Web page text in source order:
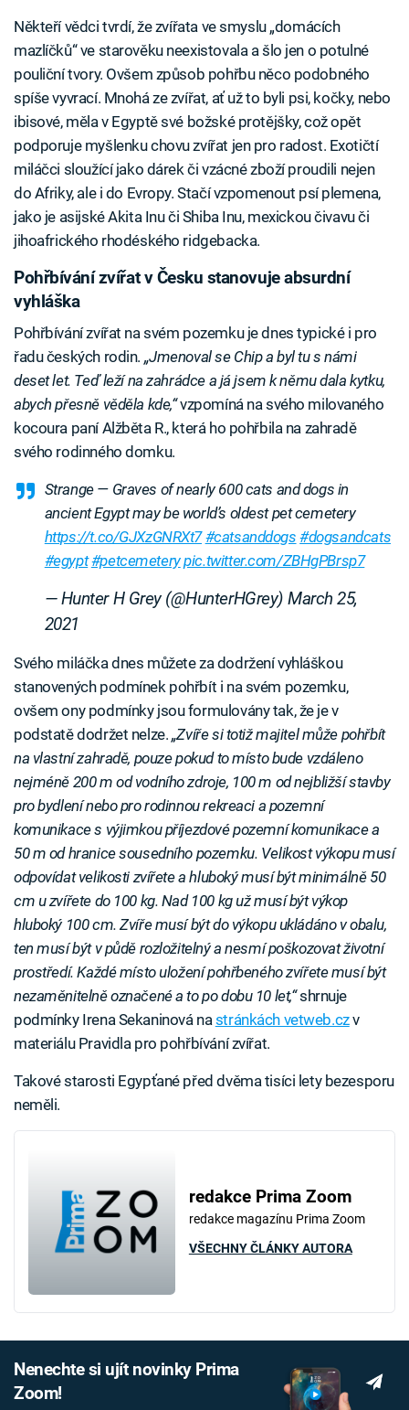
Někteří vědci tvrdí, že zvířata ve smyslu „domácích
mazlíčků“ ve starověku neexistovala a šlo jen o potulné
pouliční tvory. Ovšem způsob pohřbu něco podobného
spíše vyvrací. Mnohá ze zvířat, ať už to byli psi, kočky, nebo
ibisové, měla v Egyptě své božské protějšky, což opět
podporuje myšlenku chovu zvířat jen pro radost. Exotičtí
miláčci sloužící jako dárek či vzácné zboží proudili nejen
do Afriky, ale i do Evropy. Stačí vzpomenout psí plemena,
jako je asijské Akita Inu či Shiba Inu, mexickou čivavu či
jihoafrického rhodéského ridgebacka.
Pohřbívání zvířat v Česku stanovuje absurdní
vyhláška
Pohřbívání zvířat na svém pozemku je dnes typické i pro
řadu českých rodin. „Jmenoval se Chip a byl tu s námi
deset let. Teď leží na zahrádce a já jsem k němu dala kytku,
abych přesně věděla kde,“vzpomíná na svého milovaného
kocoura paní Alžběta R., která ho pohřbila na zahradě
svého rodinného domku.
Strange — Graves of nearly 600 cats and dogs in
ancient Egypt may be world’s oldest pet cemetery
https://t.co/GJXzGNRXt7#catsanddogs #dogsandcats
#egypt#petcemeterypic.twitter.com/ZBHgPBrsp7
— Hunter H Grey (@HunterHGrey)March 25,
2021
Svého miláčka dnes můžete za dodržení vyhláškou
stanovených podmínek pohřbít i na svém pozemku,
ovšem ony podmínky jsou formulovány tak, že je v
podstatě dodržet nelze. „Zvíře si totiž majitel může pohřbít
na vlastní zahradě, pouze pokud to místo bude vzdáleno
nejméně 200 m od vodního zdroje, 100 m od nejbližší stavby
pro bydlení nebo pro rodinnou rekreaci a pozemní
komunikace s výjimkou příjezdové pozemní komunikace a
50 m od hranice sousedního pozemku. Velikost výkopu musí
odpovídat velikosti zvířete a hluboký musí být minimálně 50
cm u zvířete do 100 kg. Nad 100 kg už musí být výkop
hluboký 100 cm. Zvíře musí být do výkopu ukládáno v obalu,
ten musí být v půdě rozložitelný a nesmí poškozovat životní
prostředí. Každé místo uložení pohřbeného zvířete musí být
nezaměnitelně označené a to po dobu 10 let,“shrnuje
podmínky Irena Sekaninová na stránkách vetweb.czv
materiálu Pravidla pro pohřbívání zvířat.
Takové starosti Egypťané před dvěma tisíci lety bezesporu
neměli.
redakce Prima Zoom
redakce magazínu Prima Zoom
VŠECHNY ČLÁNKY AUTORA
Nenechte si ujít novinky Prima
Zoom!